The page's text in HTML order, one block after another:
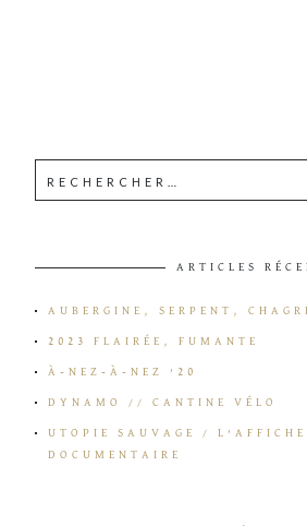
ARTICLES
AUBERGINE, SERPENT,
2023 FLAIRÉE, FUMANTE
À-NEZ-À-NEZ ’20
DYNAMO // CANTINE VÉLO
UTOPIE SAUVAGE /
DOCUMENTAIRE